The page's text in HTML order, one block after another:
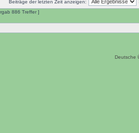
Beiträge der letzten Zeit anzeigen:
886 Treffer ]
Deutsche